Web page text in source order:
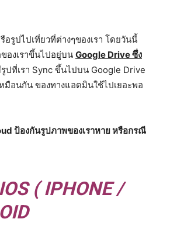
รูปไปเที่ยวที่ต่างๆของเรา โดยวันนี้
องเราขึ้นไปอยู่บน Google Drive ซึ่ง
ปที่เรา Sync ขึ้นไปบน Google Drive
มือนกัน ของทางแอดมินใช้ไปเยอะพอ
ป้องกันรูปภาพของเราหาย หรือกรณี
( IPHONE /